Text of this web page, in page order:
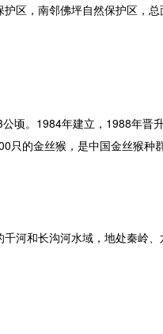
区，南邻佛坪自然保护区，
顷。1984年建立，1988年
的金丝猴，是中国金丝猴种
河和长沟河水域，地处秦岭